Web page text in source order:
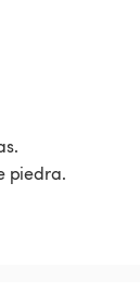
piedra.